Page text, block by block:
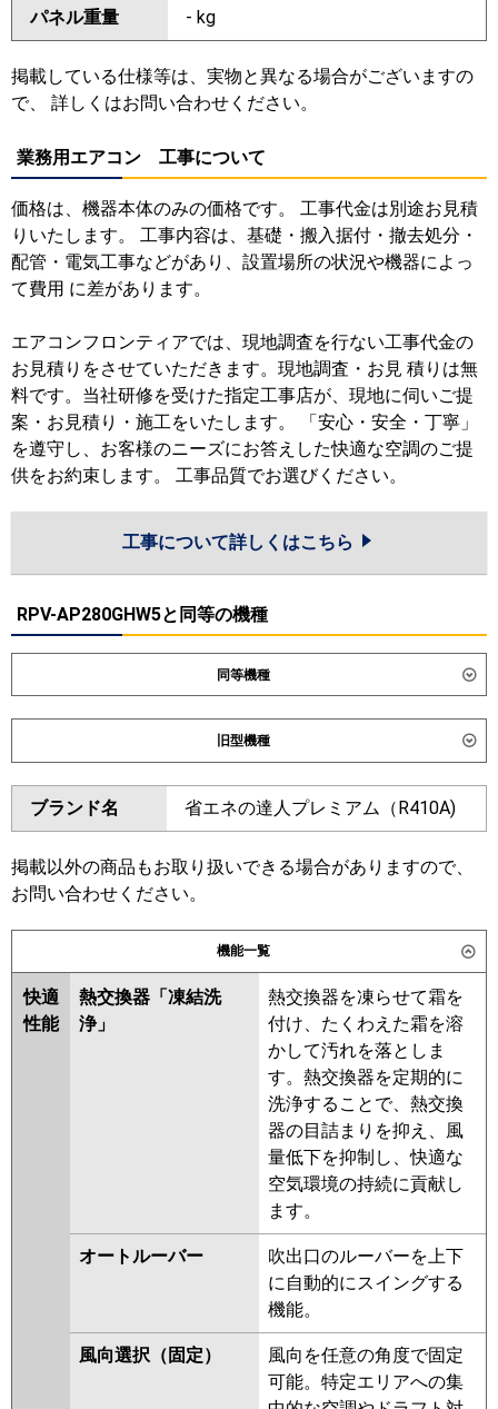
パネル重量 - kg
掲載している仕様等は、実物と異なる場合がございますの
で、 詳しくはお問い合わせください。
業務用エアコン 工事について
価格は、機器本体のみの価格です。 工事代金は別途お見積
りいたします。 工事内容は、基礎・搬入据付・撤去処分・
配管・電気工事などがあり、設置場所の状況や機器によっ
て費用 に差があります。
エアコンフロンティアでは、現地調査を行ない工事代金の
お見積りをさせていただきます。現地調査・お見 積りは無
料です。当社研修を受けた指定工事店が、現地に伺いご提
案・お見積り・施工をいたします。 「安心・安全・丁寧」
を遵守し、お客様のニーズにお答えした快適な空調のご提
供をお約束します。 工事品質でお選びください。
工事について詳しくはこちら
RPV-AP280GHW5と同等の機種
同等機種
ダイキン
東芝
三菱電機
日立
三菱重工
旧型機種
ダイキン
東芝
三菱電機
パナソニック
ブランド名 省エネの達人プレミアム（R410A)
掲載以外の商品もお取り扱いできる場合がありますので、
お問い合わせください。
機能一覧
快適
性能
熱交換器「凍結洗
浄」
熱交換器を凍らせて霜を
付け、たくわえた霜を溶
かして汚れを落としま
す。熱交換器を定期的に
洗浄することで、熱交換
器の目詰まりを抑え、風
量低下を抑制し、快適な
空気環境の持続に貢献し
ます。
オートルーバー
吹出口のルーバーを上下
に自動的にスイングする
機能。
風向選択（固定）
風向を任意の角度で固定
可能。特定エリアへの集